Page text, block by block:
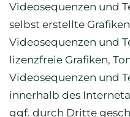
Videosequenzen und
selbst erstellte
Videosequenzen und
lizenzfreie Grafiken,
Videosequenzen und
innerhalb des
ggf. durch Dritte